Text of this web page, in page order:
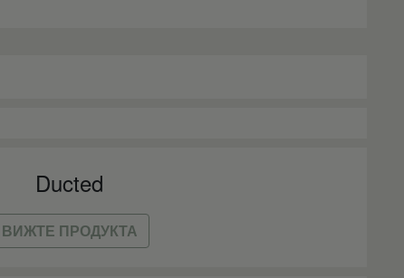
Ducted
ВИЖТЕ ПРОДУКТА